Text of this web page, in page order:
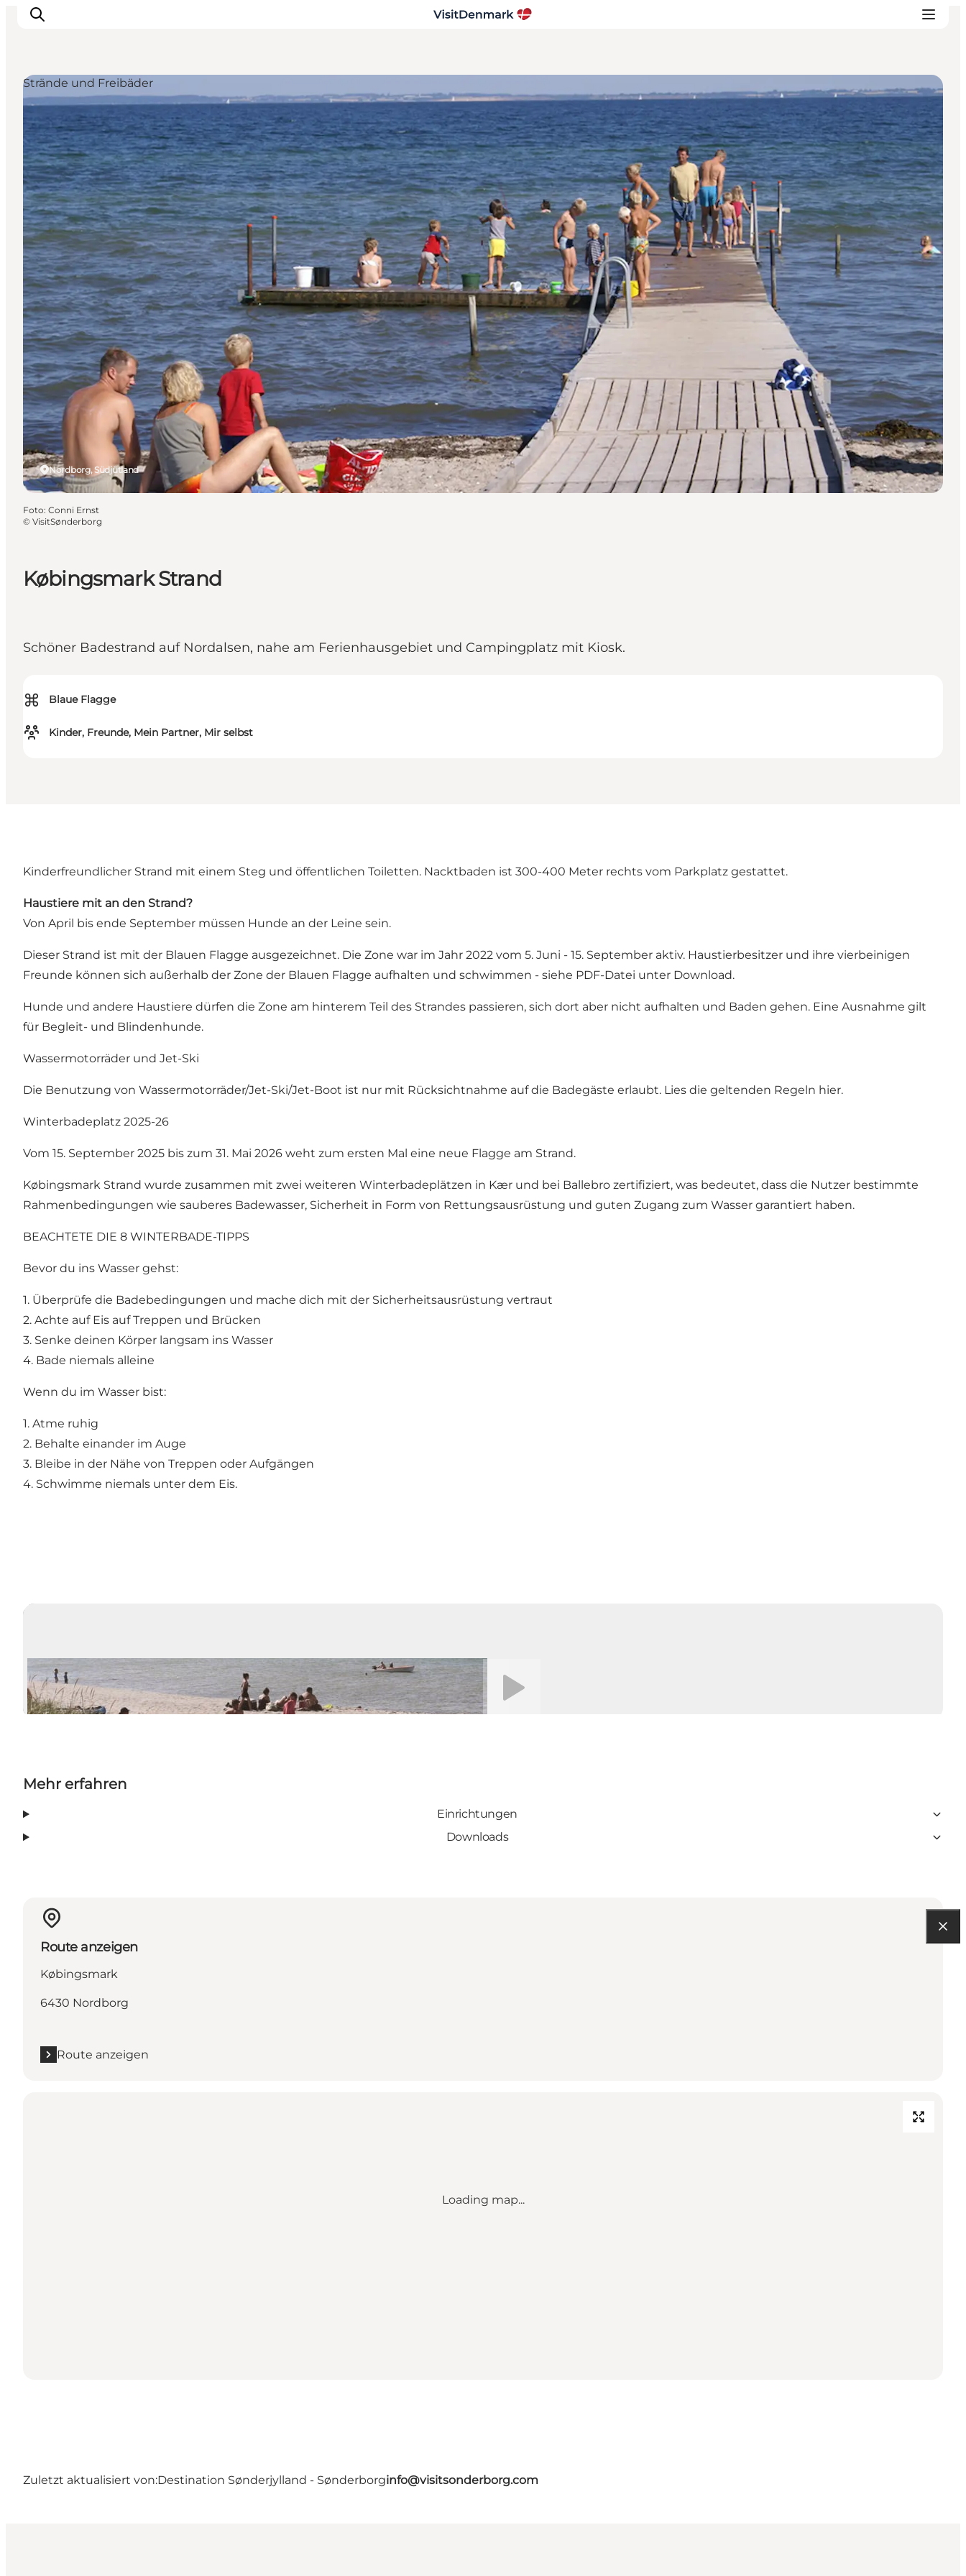
Inspiration
Regionen
Erlebnisse
Unterkünfte
Reiseplanung
Købingsmark Strand
Schöner Badestrand auf Nordalsen, nahe am Ferienhausgebiet und Campingplatz mit Kiosk.
⌘ Blaue Flagge
Kinder, Freunde, Mein Partner, Mir selbst
Nordborg, Südjütland
Strände und Freibäder
Foto: Conni Ernst
© VisitSønderborg
Kinderfreundlicher Strand mit einem Steg und öffentlichen Toiletten. Nacktbaden ist 300-400 Meter rechts vom Parkplatz gestattet.
Haustiere mit an den Strand?
Von April bis ende September müssen Hunde an der Leine sein.
Dieser Strand ist mit der Blauen Flagge ausgezeichnet. Die Zone war im Jahr 2022 vom 5. Juni - 15. September aktiv. Haustierbesitzer und ihre vierbeinigen
Freunde können sich außerhalb der Zone der Blauen Flagge aufhalten und schwimmen - siehe PDF-Datei unter Download.
Hunde und andere Haustiere dürfen die Zone am hinterem Teil des Strandes passieren, sich dort aber nicht aufhalten und Baden gehen. Eine Ausnahme gilt
für Begleit- und Blindenhunde.
Wassermotorräder und Jet-Ski
Die Benutzung von Wassermotorräder/Jet-Ski/Jet-Boot ist nur mit Rücksichtnahme auf die Badegäste erlaubt. Lies die geltenden Regeln hier.
Winterbadeplatz 2025-26
Vom 15. September 2025 bis zum 31. Mai 2026 weht zum ersten Mal eine neue Flagge am Strand.
Købingsmark Strand wurde zusammen mit zwei weiteren Winterbadeplätzen in Kær und bei Ballebro zertifiziert, was bedeutet, dass die Nutzer bestimmte
Rahmenbedingungen wie sauberes Badewasser, Sicherheit in Form von Rettungsausrüstung und guten Zugang zum Wasser garantiert haben.
BEACHTETE DIE 8 WINTERBADE-TIPPS
Bevor du ins Wasser gehst:
1. Überprüfe die Badebedingungen und mache dich mit der Sicherheitsausrüstung vertraut
2. Achte auf Eis auf Treppen und Brücken
3. Senke deinen Körper langsam ins Wasser
4. Bade niemals alleine
Wenn du im Wasser bist:
1. Atme ruhig
2. Behalte einander im Auge
3. Bleibe in der Nähe von Treppen oder Aufgängen
4. Schwimme niemals unter dem Eis.
Mehr erfahren
Einrichtungen
Downloads
Route anzeigen
Købingsmark
6430 Nordborg
Route anzeigen
Loading map...
Zuletzt aktualisiert von:Destination Sønderjylland - Sønderborginfo@visitsonderborg.com